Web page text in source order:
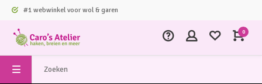
#1 webwinkel voor wol & garen
0